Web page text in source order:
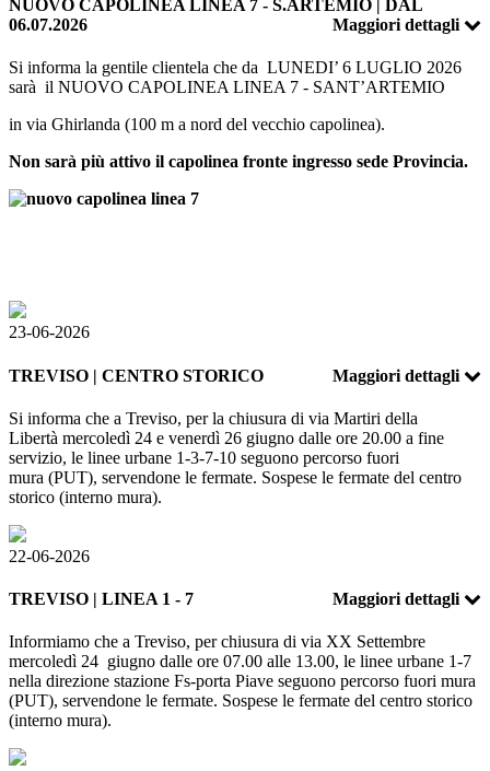
NUOVO CAPOLINEA LINEA 7 - S.ARTEMIO | DAL
06.07.2026
Maggiori dettagli
Si informa la gentile clientela che da LUNEDI’ 6 LUGLIO 2026
sarà il NUOVO CAPOLINEA LINEA 7 - SANT’ARTEMIO
in via Ghirlanda (100 m a nord del vecchio capolinea).
Non sarà più attivo il capolinea fronte ingresso sede Provincia.
23-06-2026
TREVISO | CENTRO STORICO Maggiori dettagli
Si informa che a Treviso, per la chiusura di via Martiri della
Libertà mercoledì 24 e venerdì 26 giugno dalle ore 20.00 a fine
servizio, le linee urbane 1-3-7-10 seguono percorso fuori
mura (PUT), servendone le fermate. Sospese le fermate del centro
storico (interno mura).
22-06-2026
TREVISO | LINEA 1 - 7 Maggiori dettagli
Informiamo che a Treviso, per chiusura di via XX Settembre
mercoledì 24 giugno dalle ore 07.00 alle 13.00, le linee urbane 1-7
nella direzione stazione Fs-porta Piave seguono percorso fuori mura
(PUT), servendone le fermate. Sospese le fermate del centro storico
(interno mura).